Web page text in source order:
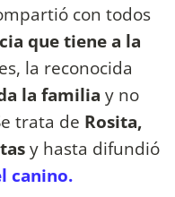
con todos
que tiene a la
la reconocida
la familia y no
trata de Rosita,
y hasta difundió
canino.